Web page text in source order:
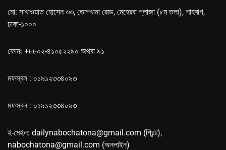
মো: সাখাওয়াত হোসেন ৩৩, তোপখানা রোড, মেহেরবা প্লাজা (৮ম তলা), শাহবাগ,
ঢাকা-১০০০
ফোনঃ +৮৮০২-৪১০৫২২৯০ অথবা ৯১
মফস্বল : ০১৯১২৩৩৪০৯৩
মফস্বল : ০১৯১২৩৩৪০৯৩
ই-মেইল: dailynabochatona@gmail.com (প্রিন্ট),
nabochatona@gmail.com (অনলাইন)